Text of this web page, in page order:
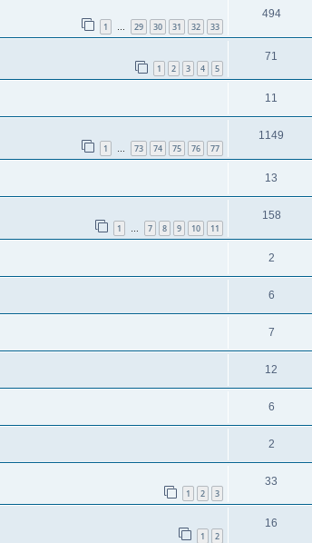
1 … 29 30 31 32 33
494
1 2 3 4 5
71
11
1 … 73 74 75 76 77
1149
13
1 … 7 8 9 10 11
158
2
6
7
12
6
2
1 2 3
33
1 2
16